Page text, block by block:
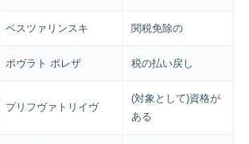
ベスツァリンスキ 関税免除の
ポヴラト ポレザ 税の払い戻し
プリフヴァトリイヴ
(対象として)資格が
ある